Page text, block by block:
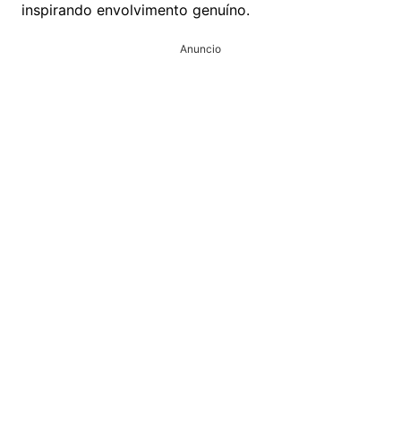
inspirando envolvimento genuíno.
Anuncio